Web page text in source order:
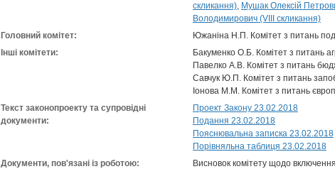
скликання) Мушак Олексій
Володимирович (VIII скликання)
Головний комітет:
Южаніна Н.П. Комітет з питань
Інші комітети:
Бакуменко О.Б. Комітет з питань
Павелко А.В. Комітет з питань
Савчук Ю.П. Комітет з питань
Іонова М.М. Комітет з питань
Текст законопроекту та супровідні
документи:
Проект Закону 23.02.2018
Подання 23.02.2018
Пояснювальна записка 23.02.2018
Порівняльна таблиця 23.02.2018
Документи, пов'язані із роботою:
Висновок комітету щодо